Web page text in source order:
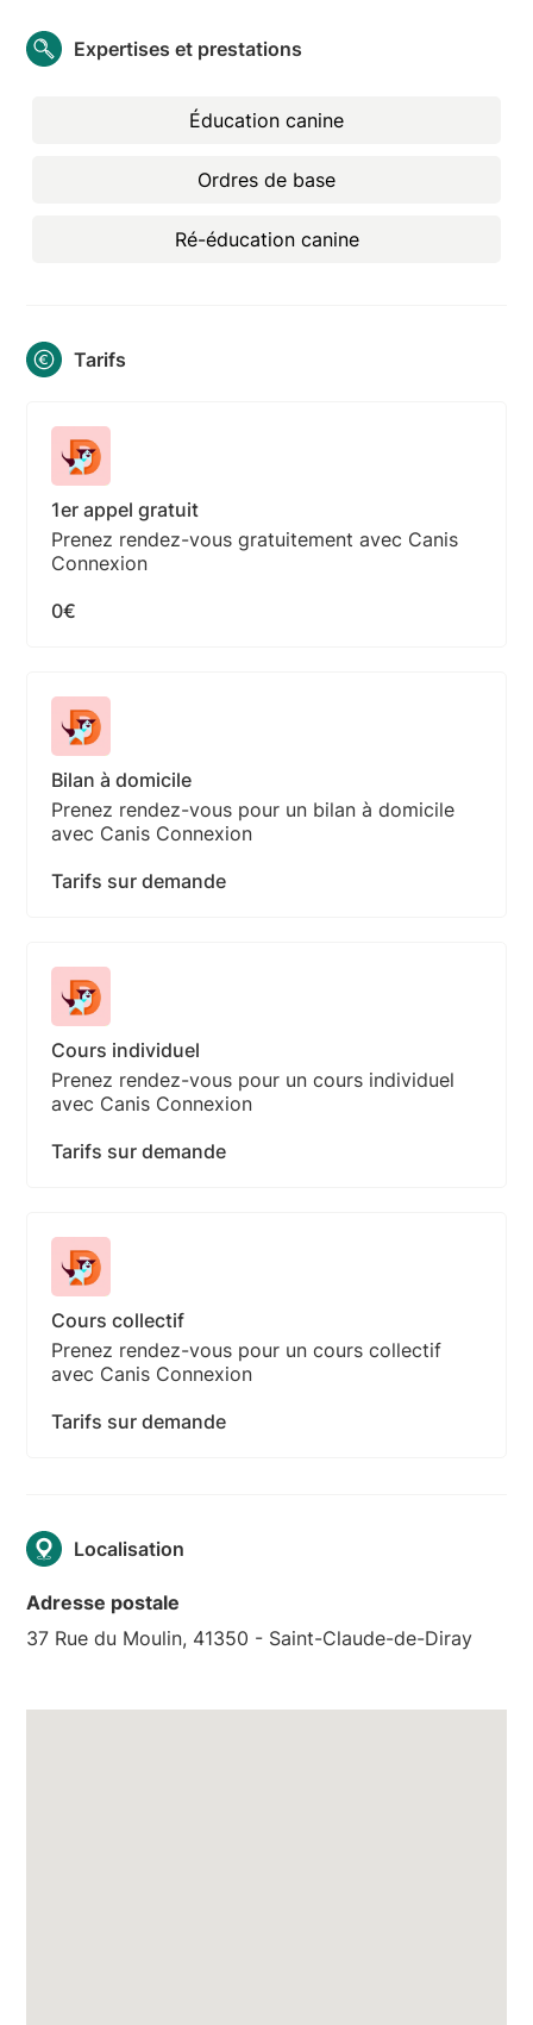
Expertises et prestations
Éducation canine
Ordres de base
Ré-éducation canine
Tarifs
1er appel gratuit
Prenez rendez-vous gratuitement avec Canis
Connexion
0€
Bilan à domicile
Prenez rendez-vous pour un bilan à domicile
avec Canis Connexion
Tarifs sur demande
Cours individuel
Prenez rendez-vous pour un cours individuel
avec Canis Connexion
Tarifs sur demande
Cours collectif
Prenez rendez-vous pour un cours collectif
avec Canis Connexion
Tarifs sur demande
Localisation
Adresse postale
37 Rue du Moulin, 41350 - Saint-Claude-de-Diray